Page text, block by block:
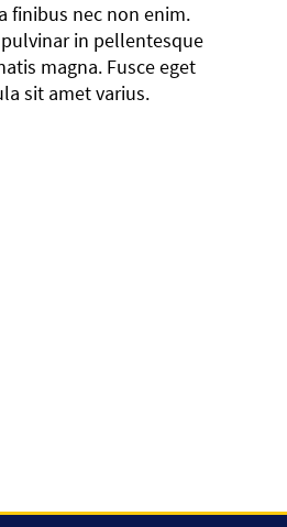
finibus nec non enim.
in pellentesque
magna. Fusce eget
sit amet varius.